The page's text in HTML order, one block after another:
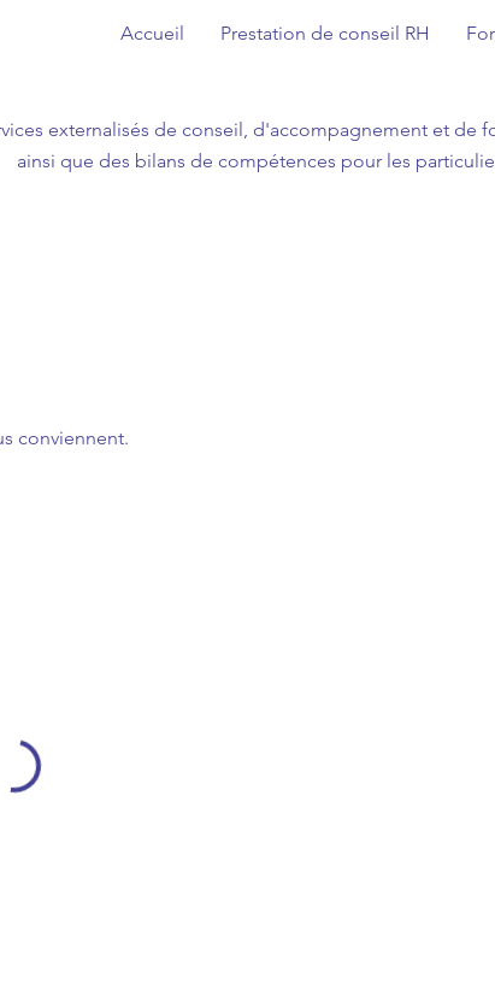
Accueil Prestation de conseil RH
externalisés de conseil, d'accompagnement et de
ainsi que des bilans de compétences pour les
conviennent.